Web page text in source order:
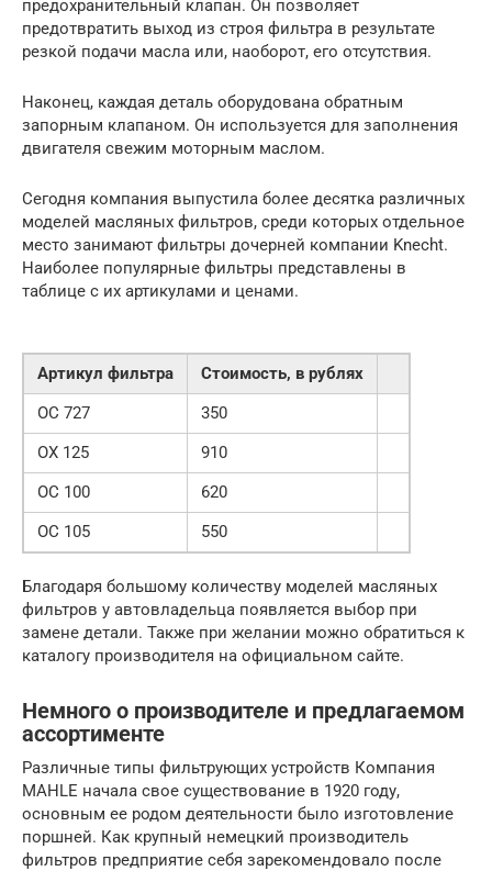
предохранительный клапан. Он позволяет
предотвратить выход из строя фильтра в результате
резкой подачи масла или, наоборот, его отсутствия.
Наконец, каждая деталь оборудована обратным
запорным клапаном. Он используется для заполнения
двигателя свежим моторным маслом.
Сегодня компания выпустила более десятка различных
моделей масляных фильтров, среди которых отдельное
место занимают фильтры дочерней компании Knecht.
Наиболее популярные фильтры представлены в
таблице с их артикулами и ценами.
Артикул фильтра
Стоимость, в рублях
OC 727
350
OX 125
910
OC 100
620
OC 105
550
Благодаря большому количеству моделей масляных
фильтров у автовладельца появляется выбор при
замене детали. Также при желании можно обратиться к
каталогу производителя на официальном сайте.
Немного о производителе и предлагаемом
ассортименте
Различные типы фильтрующих устройств Компания
MAHLE начала свое существование в 1920 году,
основным ее родом деятельности было изготовление
поршней. Как крупный немецкий производитель
фильтров предприятие себя зарекомендовало после